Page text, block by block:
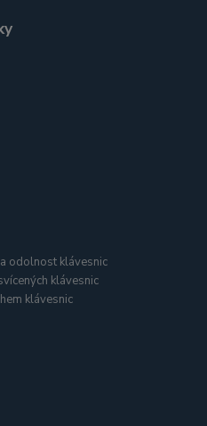
odolnost klávesnic
klávesnic
klávesnic